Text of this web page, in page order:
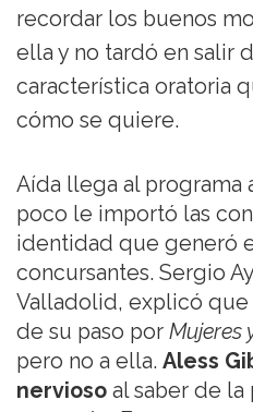
recordar los buenos
ella y no tardó en salir
característica oratoria
cómo se quiere.
Aída llega al programa
poco le importó las
identidad que generó
concursantes. Sergio
Valladolid, explicó que
de su paso por Mujeres
pero no a ella. Aless
nervioso al saber de la